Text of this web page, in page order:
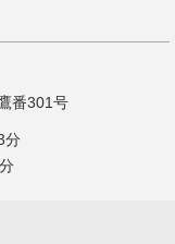
番301号
分